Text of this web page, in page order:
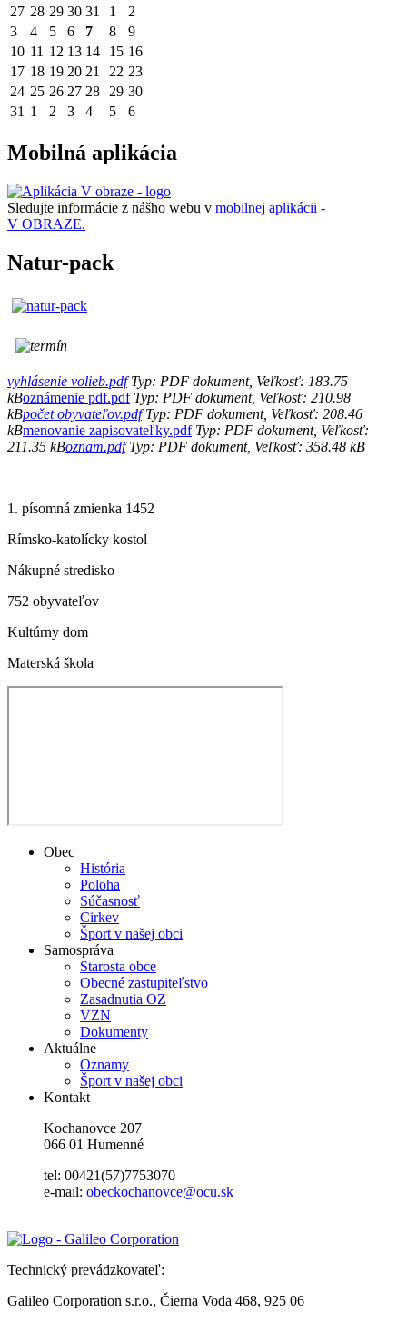
27 28 29 30 31 1
2
3
4 5 6 7 8
9
10 11 12 13 14 15 16
17 18 19 20 21 22 23
24 25 26 27 28 29 30
31 1 2 3 4 5 6
Mobilná aplikácia
Sledujte informácie z nášho webu v mobilnej aplikácii -
V OBRAZE.
Natur-pack
vyhlásenie volieb.pdfTyp: PDF dokument, Veľkosť: 183.75
kBoznámenie pdf.pdfTyp: PDF dokument, Veľkosť: 210.98
kBpočet obyvateľov.pdfTyp: PDF dokument, Veľkosť: 208.46
kBmenovanie zapisovateľky.pdfTyp: PDF dokument, Veľkosť:
211.35 kBoznam.pdfTyp: PDF dokument, Veľkosť: 358.48 kB
1. písomná zmienka 1452
Rímsko-katolícky kostol
Nákupné stredisko
752 obyvateľov
Kultúrny dom
Materská škola
Obec
História
Poloha
Súčasnosť
Cirkev
Šport v našej obci
Samospráva
Starosta obce
Obecné zastupiteľstvo
Zasadnutia OZ
VZN
Dokumenty
Aktuálne
Oznamy
Šport v našej obci
Kontakt
Kochanovce 207
066 01 Humenné
tel: 00421(57)7753070
e-mail: obeckochanovce@ocu.sk
Technický prevádzkovateľ:
Galileo Corporation s.r.o., Čierna Voda 468, 925 06